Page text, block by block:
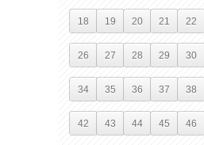
18 19 20 21 22
26 27 28 29 30
34 35 36 37 38
42 43 44 45 46